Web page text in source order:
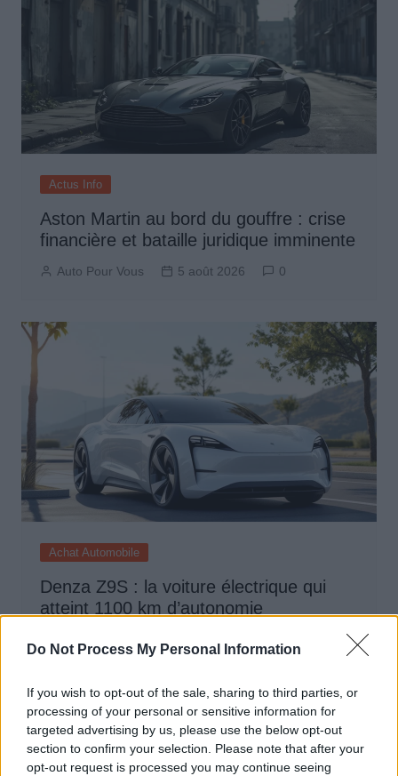
Do Not Process My Personal Information
If you wish to opt-out of the sale, sharing to third parties, or
processing of your personal or sensitive information for
targeted advertising by us, please use the below opt-out
section to confirm your selection. Please note that after your
opt-out request is processed you may continue seeing
Actus Info
Aston Martin au bord du gouffre : crise
financière et bataille juridique imminente
Auto Pour Vous 5 août 2026 0
Achat Automobile
Denza Z9S : la voiture électrique qui
atteint 1100 km d’autonomie